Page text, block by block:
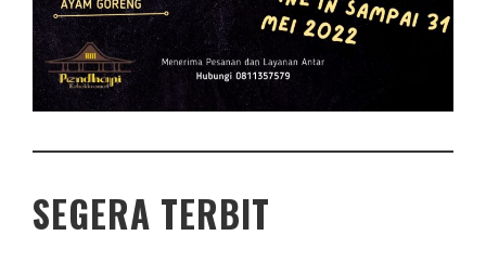
SEGERA TERBIT